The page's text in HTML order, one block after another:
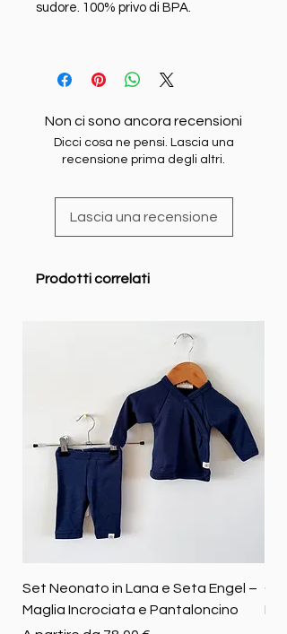
sudore. 100% privo di BPA.
Non ci sono ancora recensioni
Dicci cosa ne pensi. Lascia una
recensione prima degli altri.
Lascia una recensione
Prodotti correlati
Set Neonato in Lana e Seta Engel –
Maglia Incrociata e Pantaloncino